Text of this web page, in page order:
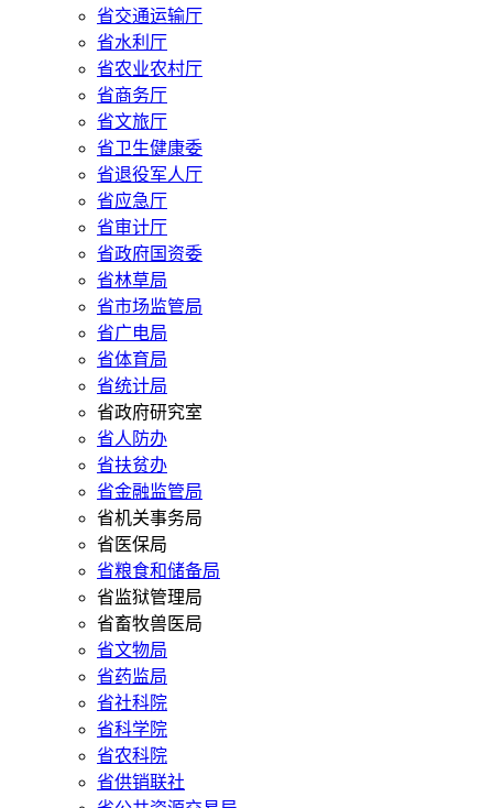
省交通运输厅
省水利厅
省农业农村厅
省商务厅
省文旅厅
省卫生健康委
省退役军人厅
省应急厅
省审计厅
省政府国资委
省林草局
省市场监管局
省广电局
省体育局
省统计局
省政府研究室
省人防办
省扶贫办
省金融监管局
省机关事务局
省医保局
省粮食和储备局
省监狱管理局
省畜牧兽医局
省文物局
省药监局
省社科院
省科学院
省农科院
省供销联社